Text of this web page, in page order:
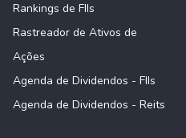
Rankings de FIIs
Rastreador de Ativos de
Ações
Agenda de Dividendos - FIIs
Agenda de Dividendos - Reits